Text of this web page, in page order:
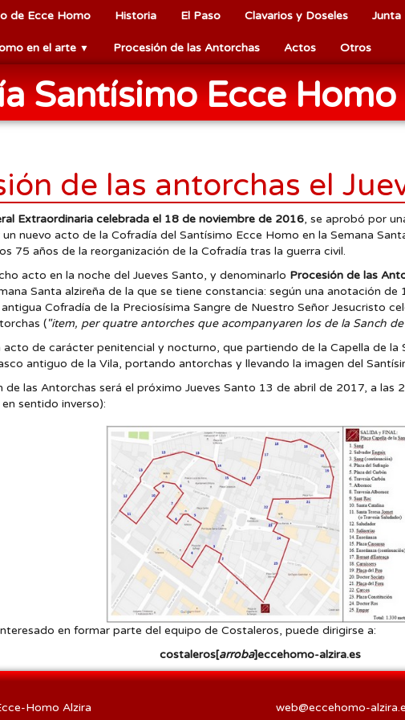
de Ecce Homo Historia El Paso Clavarios y Doseles Junta
en el arte ▼ Procesión de las Antorchas Actos Otros
Santísimo Ecce Homo
de las antorchas el
Extraordinaria celebrada el 18 de noviembre de 2016, se aprobó por
nuevo acto de la Cofradía del Santísimo Ecce Homo en la Semana
75 años de la reorganización de la Cofradía tras la guerra civil.
acto en la noche del Jueves Santo, y denominarlo Procesión de las
Santa alzireña de la que se tiene constancia: según una anotación de
antigua Cofradía de la Preciosísima Sangre de Nuestro Señor Jesucristo
("item, per quatre antorches que acompanyaren los de la Sanch
acto de carácter penitencial y nocturno, que partiendo de la Capella de la
antiguo de la Vila, portando antorchas y llevando la imagen del
de las Antorchas será el próximo Jueves Santo 13 de abril de 2017, a las
sentido inverso):
en formar parte del equipo de Costaleros, puede dirigirse a:
costaleros[arroba]eccehomo-alzira.es
Homo Alzira web@eccehomo-